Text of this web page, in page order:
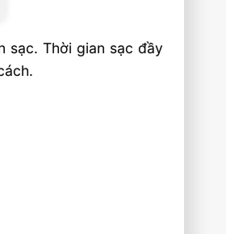
sạc. Thời gian sạc đầy